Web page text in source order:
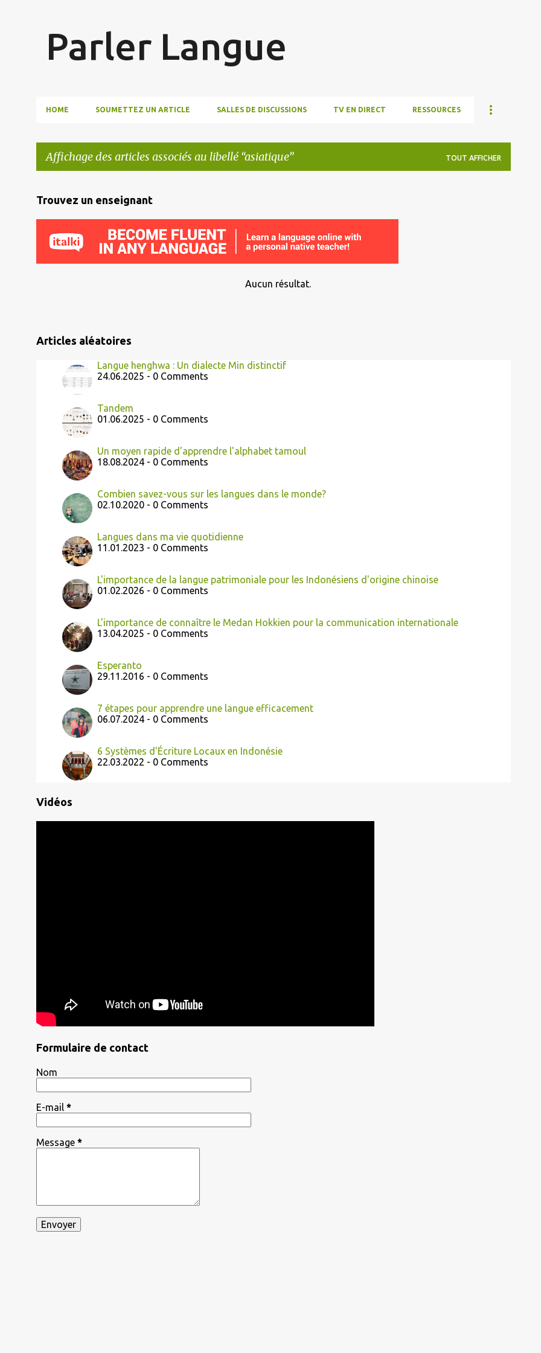
Parler Langue
HOME SOUMETTEZ UN ARTICLE SALLES DE DISCUSSIONS TV EN DIRECT RESSOURCES
Affichage des articles associés au libellé asiatique TOUT AFFICHER
A
r
c
Trouvez un enseignant
Aucun résultat.
Articles aléatoires
Langue henghwa : Un dialecte Min distinctif
24.06.2025 - 0 Comments
Tandem
01.06.2025 - 0 Comments
Un moyen rapide d'apprendre l'alphabet tamoul
18.08.2024 - 0 Comments
Combien savez-vous sur les langues dans le monde?
02.10.2020 - 0 Comments
Langues dans ma vie quotidienne
11.01.2023 - 0 Comments
L'importance de la langue patrimoniale pour les Indonésiens d'origine chinoise
01.02.2026 - 0 Comments
L'importance de connaître le Medan Hokkien pour la communication internationale
13.04.2025 - 0 Comments
Esperanto
29.11.2016 - 0 Comments
7 étapes pour apprendre une langue efficacement
06.07.2024 - 0 Comments
6 Systèmes d'Écriture Locaux en Indonésie
22.03.2022 - 0 Comments
Vidéos
Formulaire de contact
Nom
E-mail *
Message *